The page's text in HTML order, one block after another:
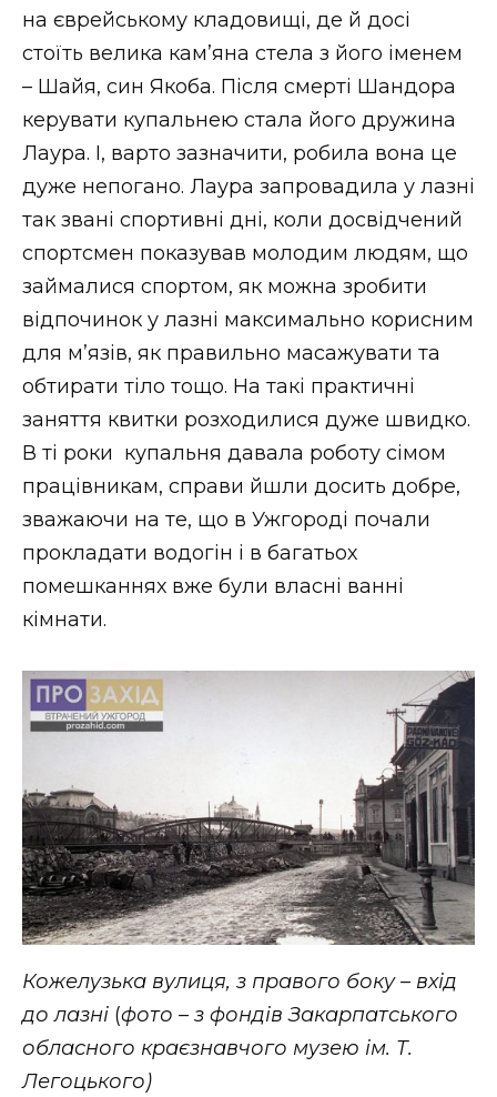
на єврейському кладовищі, де й досі
стоїть велика кам’яна стела з його іменем
– Шайя, син Якоба. Після смерті Шандора
керувати купальнею стала його дружина
Лаура. І, варто зазначити, робила вона це
дуже непогано. Лаура запровадила у лазні
так звані спортивні дні, коли досвідчений
спортсмен показував молодим людям, що
займалися спортом, як можна зробити
відпочинок у лазні максимально корисним
для м’язів, як правильно масажувати та
обтирати тіло тощо. На такі практичні
заняття квитки розходилися дуже швидко.
В ті роки купальня давала роботу сімом
працівникам, справи йшли досить добре,
зважаючи на те, що в Ужгороді почали
прокладати водогін і в багатьох
помешканнях вже були власні ванні
кімнати.
Кожелузька вулиця, з правого боку – вхід
до лазні (фото – з фондів Закарпатського
обласного краєзнавчого музею ім. Т.
Легоцького)